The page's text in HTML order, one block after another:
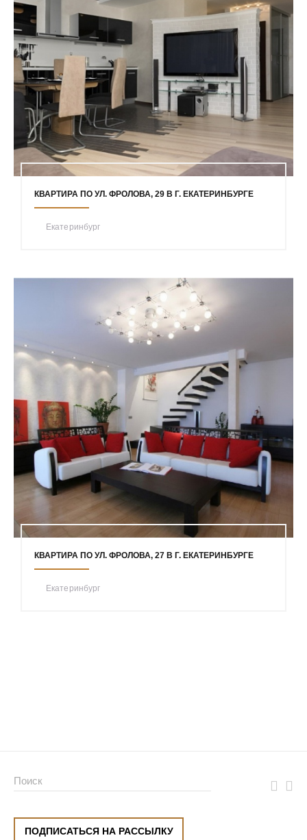
КВАРТИРА ПО УЛ. ФРОЛОВА, 29 В Г. ЕКАТЕРИНБУРГЕ
Екатеринбург
КВАРТИРА ПО УЛ. ФРОЛОВА, 27 В Г. ЕКАТЕРИНБУРГЕ
Екатеринбург
ПОДПИСАТЬСЯ НА РАССЫЛКУ